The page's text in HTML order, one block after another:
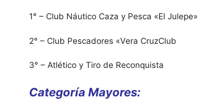
1° – Club Náutico Caza y Pesca «El Julepe»
2° – Club Pescadores «Vera CruzClub
3° – Atlético y Tiro de Reconquista
Categoría Mayores: